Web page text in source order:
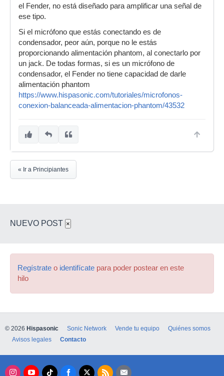
el Fender, no está diseñado para amplificar una señal de
ese tipo.
Si el micrófono que estás conectando es de
condensador, peor aún, porque no le estás
proporcionando alimentación phantom, al conectarlo por
un jack. De todas formas, si es un micrófono de
condensador, el Fender no tiene capacidad de darle
alimentación phantom
https://www.hispasonic.com/tutoriales/microfonos-
conexion-balanceada-alimentacion-phantom/43532
« Ir a Principiantes
NUEVO POST ×
Regístrate o identifícate para poder postear en este
hilo
© 2026 Hispasonic Sonic Network Vende tu equipo
Quiénes somos
Avisos legales
Contacto